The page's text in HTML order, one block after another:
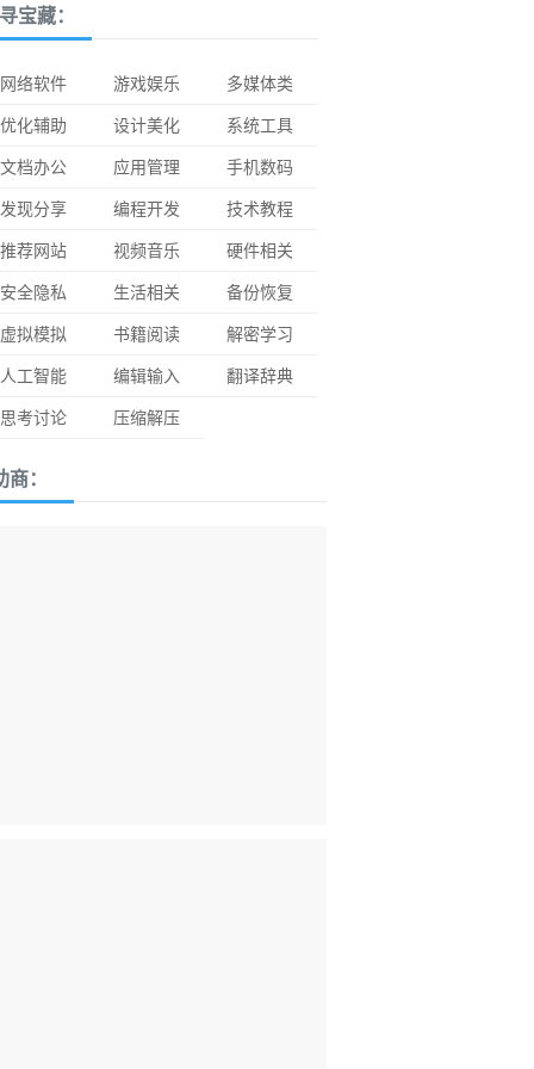
宝藏：
网络软件 游戏娱乐
多媒体类
优化辅助
设计美化
系统工具
文档办公
应用管理
手机数码
发现分享
编程开发
技术教程
推荐网站
视频音乐
硬件相关
安全隐私
生活相关
备份恢复
虚拟模拟
书籍阅读
解密学习
人工智能
编辑输入
翻译辞典
思考讨论
压缩解压
商：